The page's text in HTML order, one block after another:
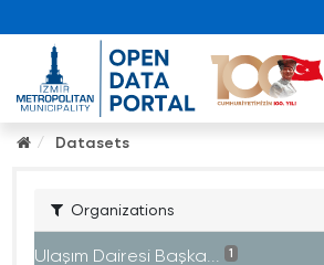
Datasets
Organizations
Ulaşım Dairesi Başka... 1